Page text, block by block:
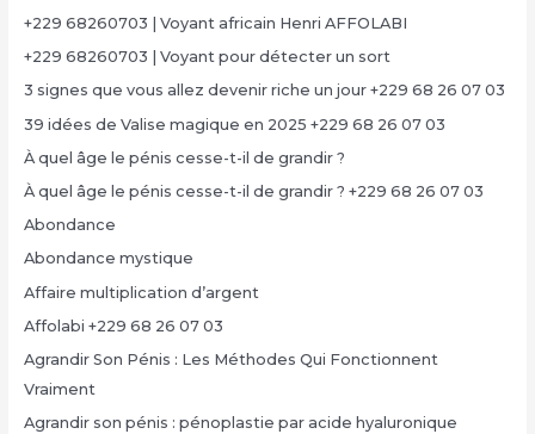
+229 68260703 | Voyant africain Henri AFFOLABI
+229 68260703 | Voyant pour détecter un sort
3 signes que vous allez devenir riche un jour +229 68 26 07 03
39 idées de Valise magique en 2025 +229 68 26 07 03
À quel âge le pénis cesse-t-il de grandir ?
À quel âge le pénis cesse-t-il de grandir ? +229 68 26 07 03
Abondance
Abondance mystique
Affaire multiplication d’argent
Affolabi +229 68 26 07 03
Agrandir Son Pénis : Les Méthodes Qui Fonctionnent
Vraiment
Agrandir son pénis : pénoplastie par acide hyaluronique